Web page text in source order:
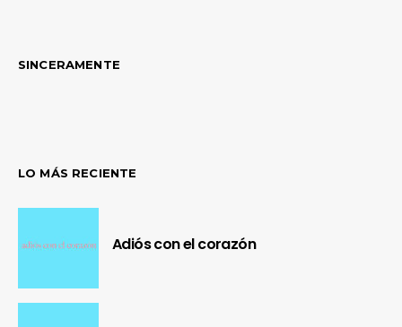
SINCERAMENTE
LO MÁS RECIENTE
Adiós con el corazón